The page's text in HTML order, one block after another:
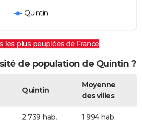
Quintin
les plus peuplées de France
de population de Quintin ?
Quintin
Moyenne
des villes
2 739 hab. 1 994 hab.